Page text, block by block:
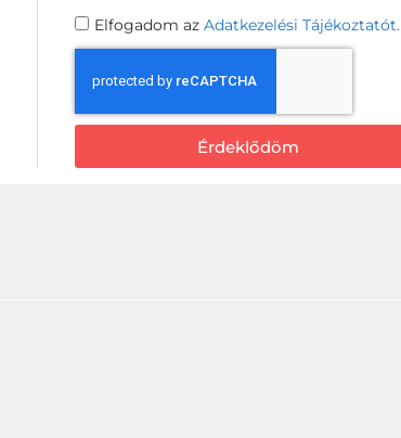
Elfogadom azAdatkezelési Tájékoztatót.
Érdeklődöm